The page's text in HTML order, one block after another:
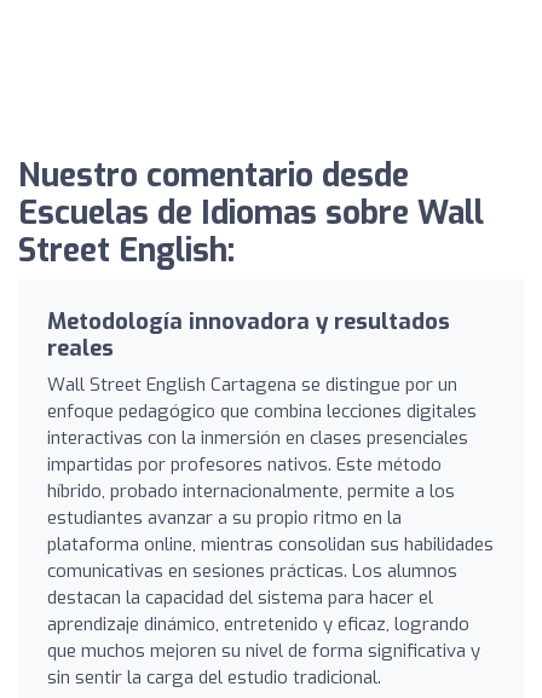
Nuestro comentario desde
Escuelas de Idiomas sobre Wall
Street English:
Metodología innovadora y resultados
reales
Wall Street English Cartagena se distingue por un
enfoque pedagógico que combina lecciones digitales
interactivas con la inmersión en clases presenciales
impartidas por profesores nativos. Este método
híbrido, probado internacionalmente, permite a los
estudiantes avanzar a su propio ritmo en la
plataforma online, mientras consolidan sus habilidades
comunicativas en sesiones prácticas. Los alumnos
destacan la capacidad del sistema para hacer el
aprendizaje dinámico, entretenido y eficaz, logrando
que muchos mejoren su nivel de forma significativa y
sin sentir la carga del estudio tradicional.